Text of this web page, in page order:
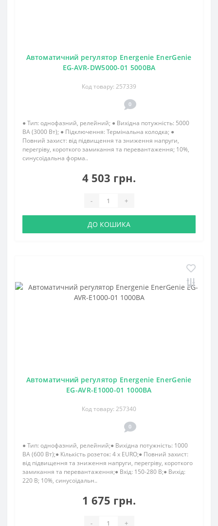
Автоматичний регулятор Energenie EnerGenie
EG-AVR-DW5000-01 5000ВА
Код товару: 257339
0
● Тип: однофазний, релейний; ● Вихідна потужність: 5000
ВА (3000 Вт); ● Підключення: Термінальна колодка; ●
Повний захист: від підвищення та зниження напруги,
перегріву, короткого замикання та перевантаження; 10%,
синусоїдальна форма..
4 503 грн.
- +
ДО КОШИКА
Автоматичний регулятор Energenie EnerGenie
EG-AVR-E1000-01 1000ВА
Код товару: 257340
0
● Тип: однофазний, релейний;● Вихідна потужність: 1000
ВА (600 Вт);● Кількість розеток: 4 x EURO;● Повний захист:
від підвищення та зниження напруги, перегріву, короткого
замикання та перевантаження;● Вхід: 150-280 В;● Вихід:
220 В; 10%, синусоїдальн..
1 675 грн.
- +